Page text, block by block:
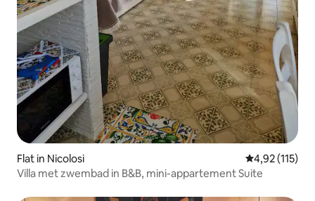
Flat in Nicolosi Gemiddelde
4,92 (115)
Villa met zwembad in B&B, mini-appartement Suite